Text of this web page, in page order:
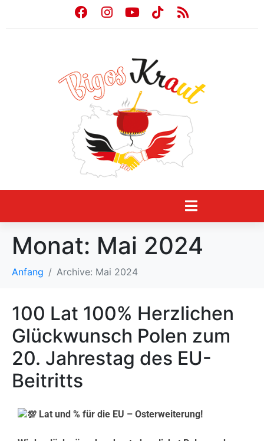
Monat: Mai 2024
Anfang Archive: Mai 2024
100 Lat 100% Herzlichen
Glückwunsch Polen zum
20. Jahrestag des EU-
Beitritts
Lat und % für die EU – Osterweiterung!